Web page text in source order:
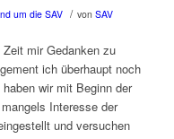
um die SAV / von SAV
mir Gedanken zu
ich überhaupt noch
wir mit Beginn der
Interesse der
und versuchen